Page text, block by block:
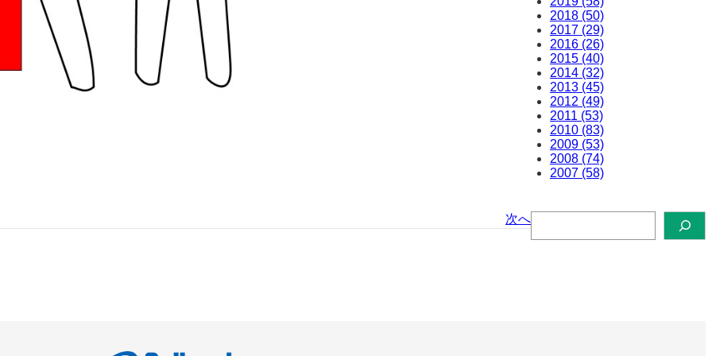
次へ
2018 (50)
2017 (29)
2016 (26)
2015 (40)
2014 (32)
2013 (45)
2012 (49)
2011 (53)
2010 (83)
2009 (53)
2008 (74)
2007 (58)
検